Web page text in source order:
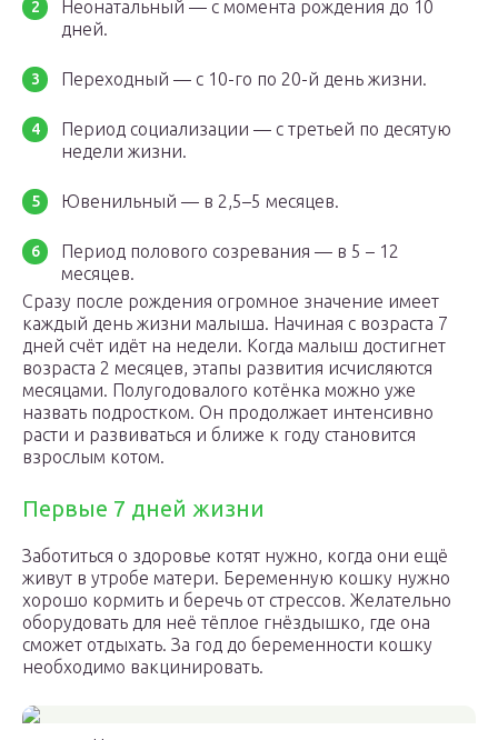
Неонатальный — с момента рождения до 10
дней.
Переходный — с 10-го по 20-й день жизни.
Период социализации — с третьей по десятую
недели жизни.
Ювенильный — в 2,5–5 месяцев.
Период полового созревания — в 5 – 12
месяцев.
Сразу после рождения огромное значение имеет
каждый день жизни малыша. Начиная с возраста 7
дней счёт идёт на недели. Когда малыш достигнет
возраста 2 месяцев, этапы развития исчисляются
месяцами. Полугодовалого котёнка можно уже
назвать подростком. Он продолжает интенсивно
расти и развиваться и ближе к году становится
взрослым котом.
Первые 7 дней жизни
Заботиться о здоровье котят нужно, когда они ещё
живут в утробе матери. Беременную кошку нужно
хорошо кормить и беречь от стрессов. Желательно
оборудовать для неё тёплое гнёздышко, где она
сможет отдыхать. За год до беременности кошку
необходимо вакцинировать.